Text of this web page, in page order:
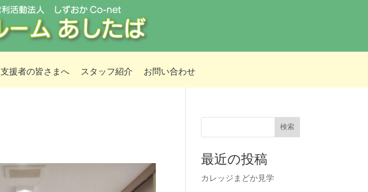
支援者の皆さまへ スタッフ紹介 お問い合わせ
検索
最近の投稿
カレッジまどか見学